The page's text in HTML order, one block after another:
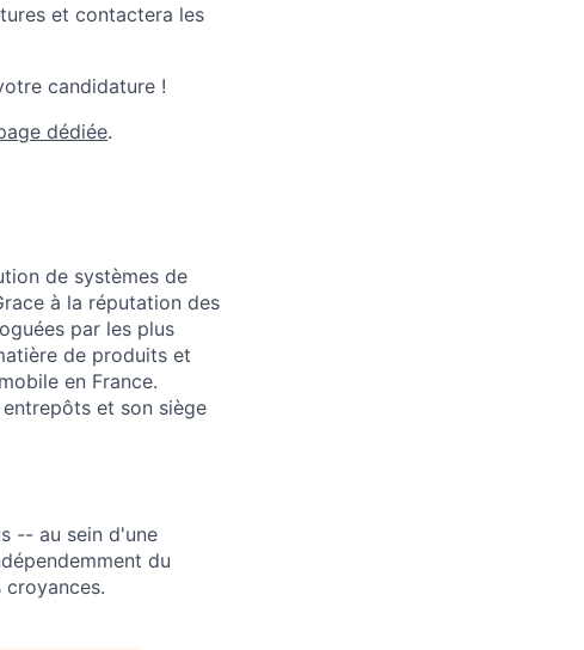
et contactera les
candidature !
dédiée.
de systèmes de
à la réputation des
par les plus
de produits et
en France.
et son siège
-- au sein d'une
du